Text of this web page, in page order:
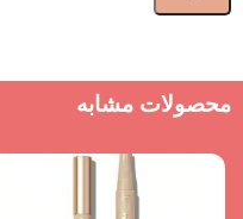
محصولات مشابه